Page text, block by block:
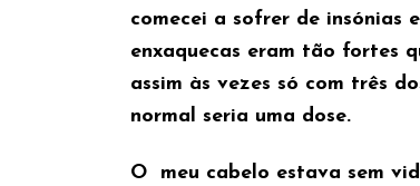
comecei a sofrer de insónias
enxaquecas eram tão fortes
assim às vezes só com três
normal seria uma dose.
O meu cabelo estava sem